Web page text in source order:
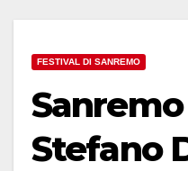
FESTIVAL DI SANREMO
Sanremo
Stefano